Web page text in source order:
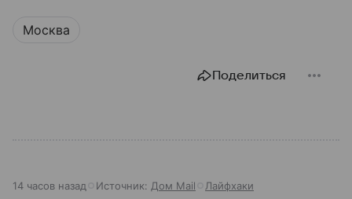
Москва
Поделиться
14 часов назад Источник: Дом Mail Лайфхаки